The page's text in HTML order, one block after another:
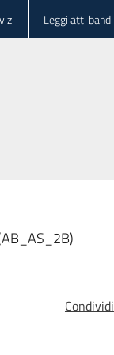
Leggi atti bandi
Condividi